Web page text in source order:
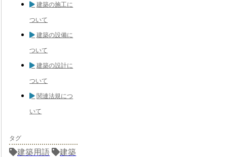
建築の施工に
ついて
建築の設備に
ついて
建築の設計に
ついて
関連法規につ
いて
タグ
建築用語 建築